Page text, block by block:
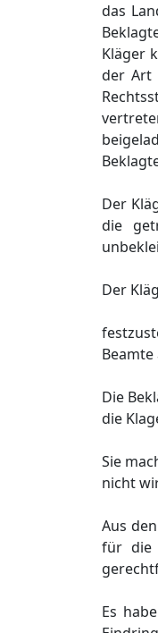
das
Kläger
der Art
Der
die
Der
Die
die
Sie
nicht
Aus
für die
Es